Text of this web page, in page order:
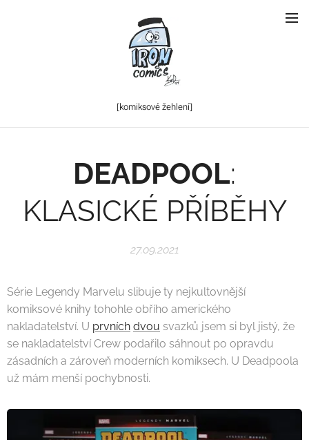
[komiksové žehlení]
DEADPOOL:
KLASICKÉ PŘÍBĚHY
27.09.2021
Série Legendy Marvelu slibuje ty nejkultovnější
komiksové knihy tohohle obřího amerického
nakladatelství. U prvních dvou svazků jsem si byl jistý, že
se nakladatelství Crew podařilo sáhnout po opravdu
zásadních a zároveň moderních komiksech. U Deadpoola
už mám menší pochybnosti.